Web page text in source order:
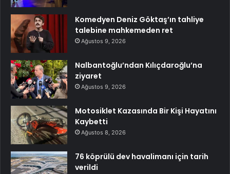
Komedyen Deniz Göktaş’ın tahliye
talebine mahkemeden ret
Ağustos 9, 2026
Nalbantoğlu’ndan Kılıçdaroğlu’na
ziyaret
Ağustos 9, 2026
Motosiklet Kazasında Bir Kişi Hayatını
Kaybetti
Ağustos 8, 2026
76 köprülü dev havalimanı için tarih
verildi